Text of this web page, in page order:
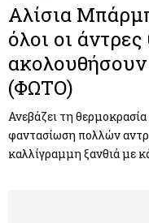
Αλίσια
όλοι οι
(ΦΩΤΟ)
Ανεβάζει τη
φαντασίωση πολλών
καλλίγραμμη ξανθιά με